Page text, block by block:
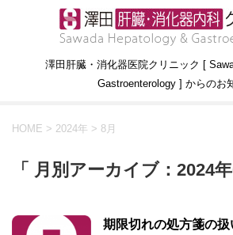
澤田肝臓・消化器医院クリニック [
Gastroenterology ] からのお
HOME > 2024年 > 8月
「 月別アーカイブ：2024
期限切れの処方箋の扱